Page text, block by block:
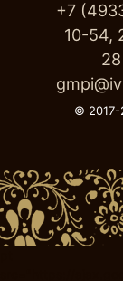
+7
10-54,
28
© 2017-